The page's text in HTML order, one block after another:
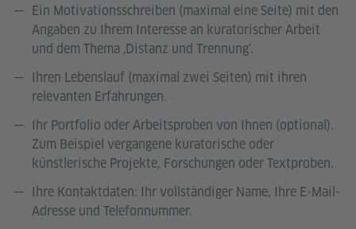
Ein Motivationsschreiben (maximal eine Seite) mit den
Angaben zu Ihrem Interesse an kuratorischer Arbeit
und dem Thema ‚Distanz und Trennung‘.
Ihren Lebenslauf (maximal zwei Seiten) mit ihren
relevanten Erfahrungen.
Ihr Portfolio oder Arbeitsproben von Ihnen (optional).
Zum Beispiel vergangene kuratorische oder
künstlerische Projekte, Forschungen oder Textproben.
Ihre Kontaktdaten: Ihr vollständiger Name, Ihre E-Mail-
Adresse und Telefonnummer.